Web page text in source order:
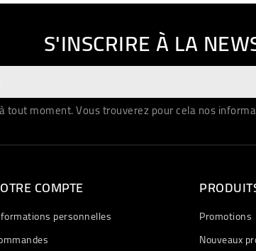
S'INSCRIRE À LA
tout moment. Vous trouverez pour cela nos
COMPTE
personnelles
Promotions
Nouveaux